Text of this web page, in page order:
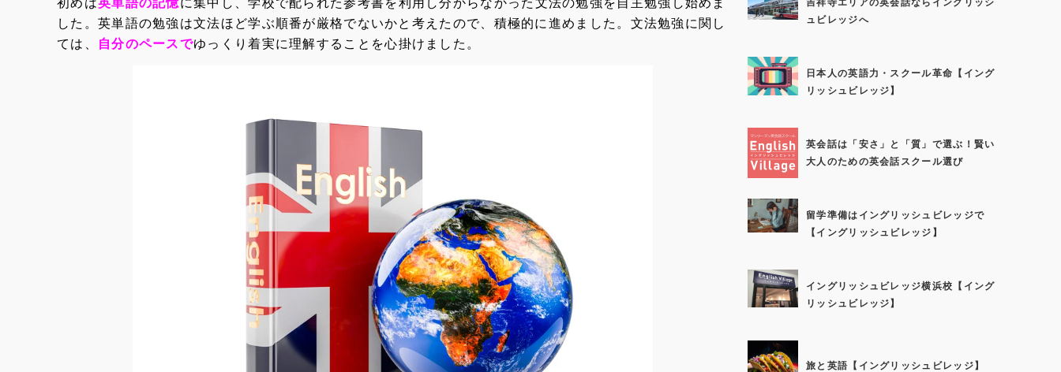
初めは英単語の記憶に集中し、学校で配られた参考書を利用し分からなかった文法の勉強を自主勉強し始めま
した。英単語の勉強は文法ほど学ぶ順番が厳格でないかと考えたので、積極的に進めました。文法勉強に関し
ては、
自分のペースでゆっくり着実に理解することを心掛けました。
吉祥寺エリアの英会話ならイングリッシ
ュビレッジへ
日本人の英語力・スクール革命【イング
リッシュビレッジ】
英会話は「安さ」と「質」で選ぶ！賢い
大人のための英会話スクール選び
留学準備はイングリッシュビレッジで
【イングリッシュビレッジ】
イングリッシュビレッジ横浜校【イング
リッシュビレッジ】
旅と英語【イングリッシュビレッジ】